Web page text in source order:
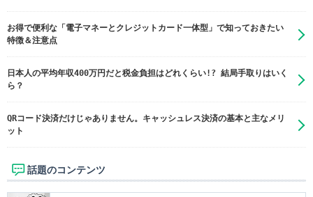
お得で便利な「電子マネーとクレジットカード一体型」で知っておきたい
特徴＆注意点
日本人の平均年収400万円だと税金負担はどれくらい!? 結局手取りはいく
ら？
QRコード決済だけじゃありません。キャッシュレス決済の基本と主なメリ
ット
話題のコンテンツ